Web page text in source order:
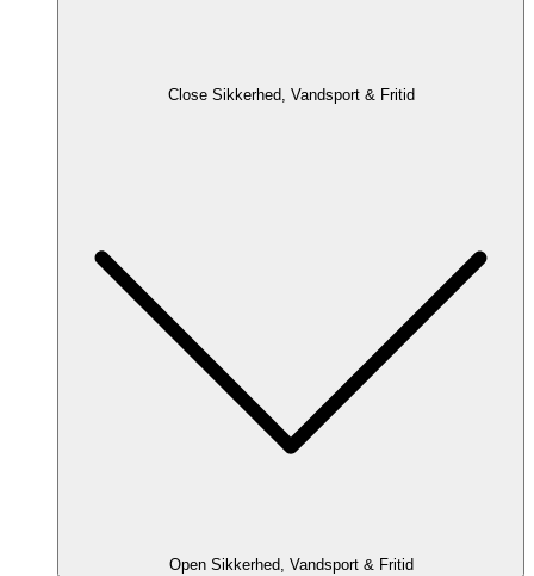
Close Sikkerhed, Vandsport & Fritid
Open Sikkerhed, Vandsport & Fritid